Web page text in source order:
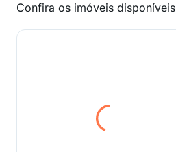
Confira os imóveis disponíveis